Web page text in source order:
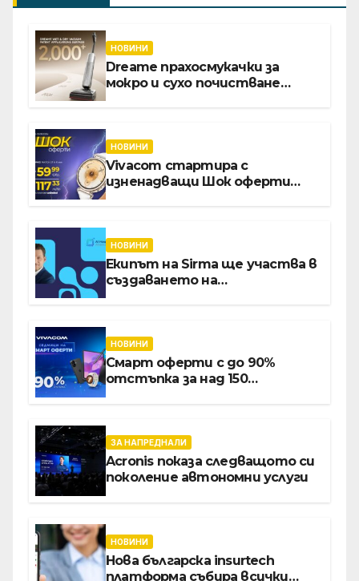
НОВИНИ
Dreame прахосмукачки за
мокро и сухо почистване
НОВИНИ
Vivacom стартира с
изненадващи Шок оферти
НОВИНИ
Екипът на Sirma ще участва в
създаването на
хотелиерството
НОВИНИ
Смарт оферти с до 90%
отстъпка за над 150
ЗА НАПРЕДНАЛИ
Acronis показа следващото си
поколение автономни услуги
НОВИНИ
Нова българска insurtech
платформа събира всички